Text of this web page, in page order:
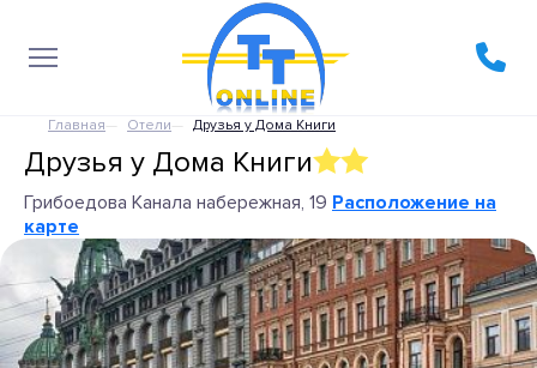
Главная Отели Друзья у Дома Книги
Друзья у Дома Книги
Грибоедова Канала набережная, 19 Расположение на
карте